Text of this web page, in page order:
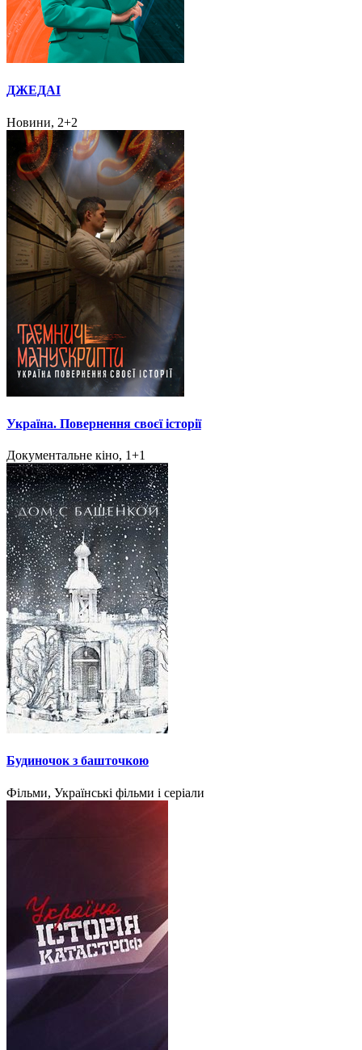
ДЖЕДАІ
Новини, 2+2
Україна. Повернення своєї історії
Документальне кіно, 1+1
Будиночок з башточкою
Фільми, Українські фільми і серіали